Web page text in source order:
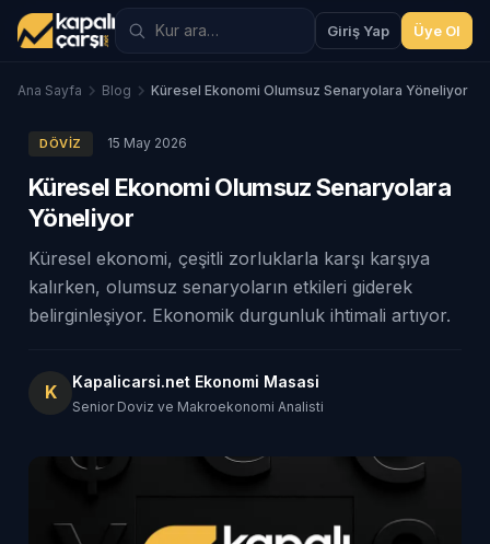
Giriş Yap Üye Ol
Ana Sayfa Blog Küresel Ekonomi Olumsuz Senaryolara Yöneliyor
DÖVIZ 15 May 2026
Küresel Ekonomi Olumsuz Senaryolara
Yöneliyor
Küresel ekonomi, çeşitli zorluklarla karşı karşıya
kalırken, olumsuz senaryoların etkileri giderek
belirginleşiyor. Ekonomik durgunluk ihtimali artıyor.
K Kapalicarsi.net Ekonomi Masasi
Senior Doviz ve Makroekonomi Analisti